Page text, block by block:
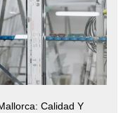
Calidad Y